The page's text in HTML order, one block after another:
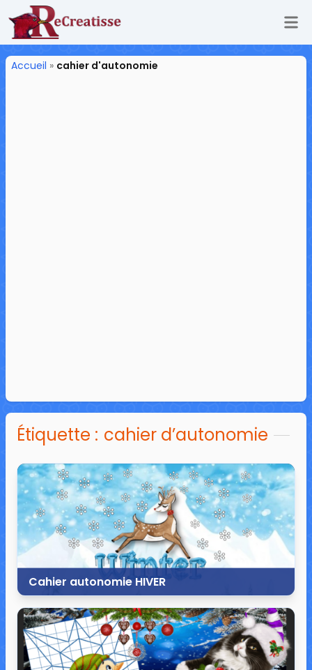
ReCreatisse
Accueil » cahier d'autonomie
Étiquette : cahier d’autonomie
Cahier autonomie HIVER
12 janvier 2020
29 commentaires
167 331 vues